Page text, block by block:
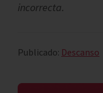
incorrecta.
Publicado: Descanso